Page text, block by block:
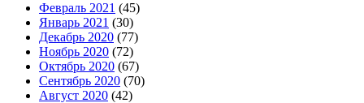
Февраль 2021 (45)
Январь 2021 (30)
Декабрь 2020 (77)
Ноябрь 2020 (72)
Октябрь 2020 (67)
Сентябрь 2020 (70)
Август 2020 (42)